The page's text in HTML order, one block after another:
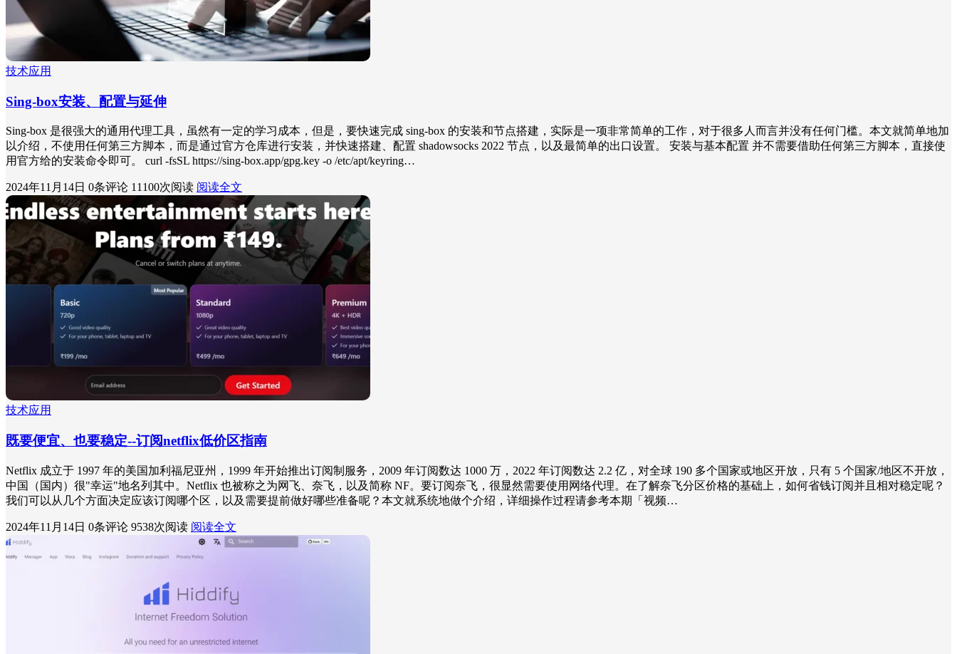
技术应用
Sing-box安装、配置与延伸
Sing-box 是很强大的通用代理工具，虽然有一定的学习成本，但是，要快速完成 sing-box 的安装和节点搭建，实际是一项非常简单的工作，对于很多人而言并没有任何门槛。本文就简单地加
以介绍，不使用任何第三方脚本，而是通过官方仓库进行安装，并快速搭建、配置 shadowsocks 2022 节点，以及最简单的出口设置。 安装与基本配置 并不需要借助任何第三方脚本，直接使
用官方给的安装命令即可。 curl -fsSL https://sing-box.app/gpg.key -o /etc/apt/keyring…
2024年11月14日 0条评论 11100次阅读 阅读全文
技术应用
既要便宜、也要稳定--订阅netflix低价区指南
Netflix 成立于 1997 年的美国加利福尼亚州，1999 年开始推出订阅制服务，2009 年订阅数达 1000 万，2022 年订阅数达 2.2 亿，对全球 190 多个国家或地区开放，只有 5 个国家/地区不开放，
中国（国内）很"幸运"地名列其中。Netflix 也被称之为网飞、奈飞，以及简称 NF。要订阅奈飞，很显然需要使用网络代理。在了解奈飞分区价格的基础上，如何省钱订阅并且相对稳定呢？
我们可以从几个方面决定应该订阅哪个区，以及需要提前做好哪些准备呢？本文就系统地做个介绍，详细操作过程请参考本期「视频…
2024年11月14日 0条评论 9538次阅读 阅读全文